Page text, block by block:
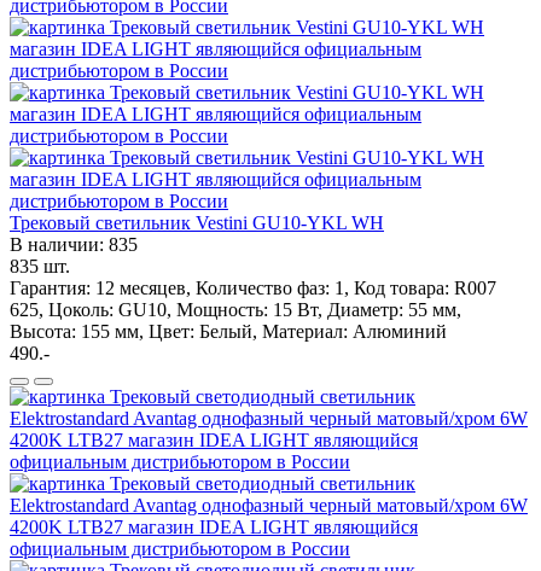
Трековый светильник Vestini GU10-YKL WH
В наличии: 835
835 шт.
Гарантия: 12 месяцев, Количество фаз: 1, Код товара: R007
625, Цоколь: GU10, Мощность: 15 Вт, Диаметр: 55 мм,
Высота: 155 мм, Цвет: Белый, Материал: Алюминий
490.-